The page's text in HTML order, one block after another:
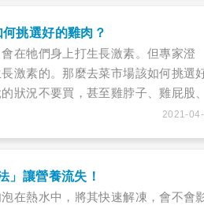
挑選好的雞肉？
在牠們身上打生長激素。但專家澄
激素的。那麼去菜市場該如何挑選
狀況不要買，甚至雞脖子、雞屁股、
文破除常見對雞肉的錯誤迷思！
2021-
」讓營養流失！
在熱水中，將其快速解凍，會不會